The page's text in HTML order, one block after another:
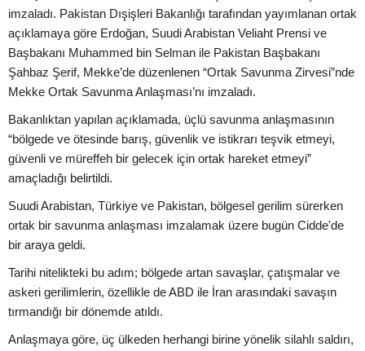
imzaladı. Pakistan Dışişleri Bakanlığı tarafından yayımlanan ortak
açıklamaya göre Erdoğan, Suudi Arabistan Veliaht Prensi ve
Başbakanı Muhammed bin Selman ile Pakistan Başbakanı
Şahbaz Şerif, Mekke’de düzenlenen “Ortak Savunma Zirvesi”nde
Mekke Ortak Savunma Anlaşması’nı imzaladı.
Bakanlıktan yapılan açıklamada, üçlü savunma anlaşmasının
“bölgede ve ötesinde barış, güvenlik ve istikrarı teşvik etmeyi,
güvenli ve müreffeh bir gelecek için ortak hareket etmeyi”
amaçladığı belirtildi.
Suudi Arabistan, Türkiye ve Pakistan, bölgesel gerilim sürerken
ortak bir savunma anlaşması imzalamak üzere bugün Cidde'de
bir araya geldi.
Tarihi nitelikteki bu adım; bölgede artan savaşlar, çatışmalar ve
askeri gerilimlerin, özellikle de ABD ile İran arasındaki savaşın
tırmandığı bir dönemde atıldı.
Anlaşmaya göre, üç ülkeden herhangi birine yönelik silahlı saldırı,